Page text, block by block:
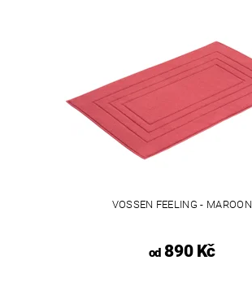
VOSSEN FEELING - MAROON
od890 Kč